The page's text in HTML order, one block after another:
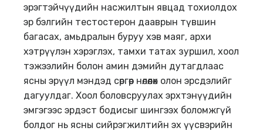
эрэгтэйчүүдийн насжилтын явцад тохиолдох
эр бэлгийн тестостерон дааврын түвшин
багасах, амьдралын буруу хэв маяг, архи
хэтрүүлэн хэрэглэх, тамхи татах зуршил, хоол
тэжээлийн болон амин дэмийн дутагдлаас
ясны эрүүл мэндэд сөргөөр нөлөөлөх олон эрсдэлийг
дагуулдаг. Хоол боловсруулах эрхтэнүүдийн
эмгэгээс эрдэст бодисыг шингээх боломжгүй
болдог нь ясны сийрэгжилтийн эх үүсвэрийн